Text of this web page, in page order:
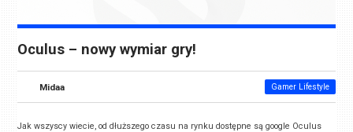
Oculus – nowy wymiar gry!
Midaa Gamer Lifestyle
Jak wszyscy wiecie, od dłuższego czasu na rynku dostępne są google Oculus